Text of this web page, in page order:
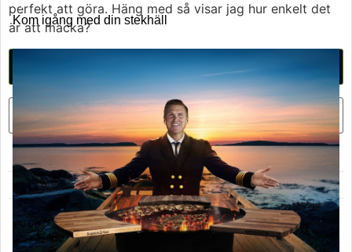
Kom igång med din stekhäll
perfekt att göra. Häng med så visar jag hur enkelt det
är att macka?
Skriv ut receptet
Pin recept
MÅLTID
Smårätter
KÖK
Swedish